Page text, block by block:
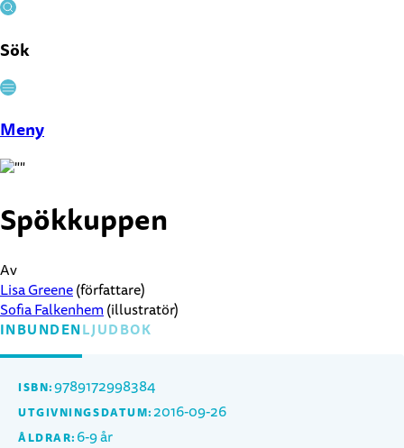
Sök
Stäng
Meny
Spökkuppen
Av
Lisa Greene(författare)
Sofia Falkenhem (illustratör)
INBUNDENLJUDBOK
ISBN:9789172998384
UTGIVNINGSDATUM: 2016-09-26
ÅLDRAR: 6-9 år